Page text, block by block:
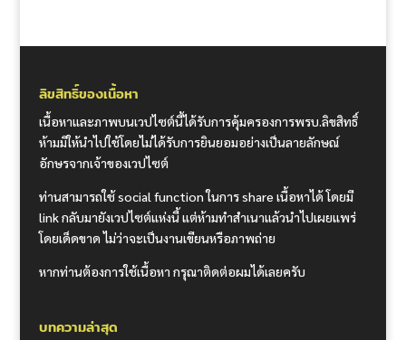
ลิขสิทธิ์ของเนื้อหา
เนื้อหาและภาพบนเวปไซต์นี้ได้รับการคุ้มครองการพรบ.ลิขสิทธิ์
ห้ามมิให้นำไปใช้โดยไม่ได้รับการยินยอมอย่างเป็นลายลักษณ์
อักษรจากเจ้าของเวปไซต์
ท่านสามารถใช้ social function ในการ share เนื้อหาได้ โดยมี
link กลับมายังเวปไซต์แห่งนี้ แต่ห้ามทำสำเนาแล้วนำไปเผยแพร่
โดยเด็ดขาด ไม่ว่าจะเป็นงานเขียนหรือภาพถ่าย
หากท่านต้องการใช้เนื้อหา กรุณาติดต่อผมได้เลยครับ
บทความล่าสุด